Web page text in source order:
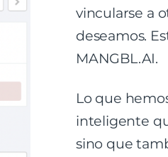
vincularse a
deseamos.
MANGBL.AI.
Lo que
inteligente
sino que